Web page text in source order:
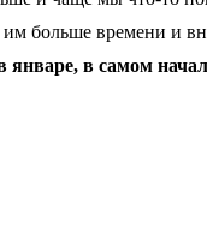
больше времени и
в самом